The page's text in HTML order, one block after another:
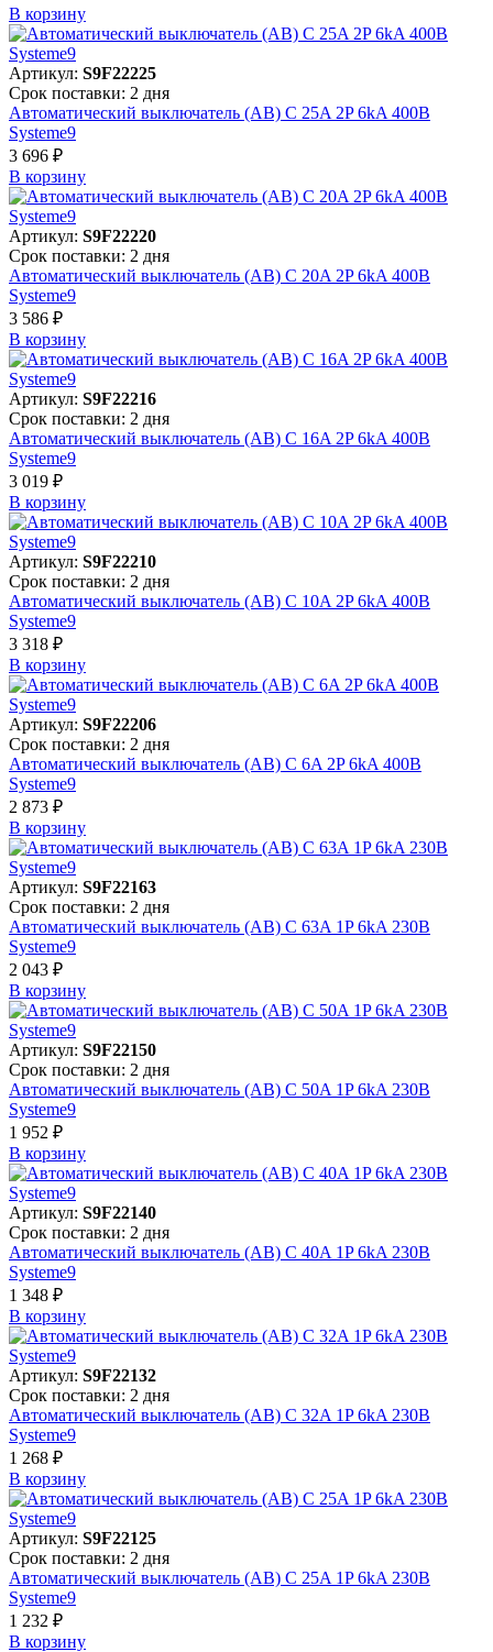
В корзинy
Артикул: S9F22225
Срок поставки: 2 дня
Автоматический выключатель (АВ) C 25A 2P 6kA 400В
Systeme9
3 696 ₽
В корзинy
Артикул: S9F22220
Срок поставки: 2 дня
Автоматический выключатель (АВ) C 20A 2P 6kA 400В
Systeme9
3 586 ₽
В корзинy
Артикул: S9F22216
Срок поставки: 2 дня
Автоматический выключатель (АВ) C 16A 2P 6kA 400В
Systeme9
3 019 ₽
В корзинy
Артикул: S9F22210
Срок поставки: 2 дня
Автоматический выключатель (АВ) C 10A 2P 6kA 400В
Systeme9
3 318 ₽
В корзинy
Артикул: S9F22206
Срок поставки: 2 дня
Автоматический выключатель (АВ) C 6A 2P 6kA 400В
Systeme9
2 873 ₽
В корзинy
Артикул: S9F22163
Срок поставки: 2 дня
Автоматический выключатель (АВ) C 63A 1P 6kA 230В
Systeme9
2 043 ₽
В корзинy
Артикул: S9F22150
Срок поставки: 2 дня
Автоматический выключатель (АВ) C 50A 1P 6kA 230В
Systeme9
1 952 ₽
В корзинy
Артикул: S9F22140
Срок поставки: 2 дня
Автоматический выключатель (АВ) C 40A 1P 6kA 230В
Systeme9
1 348 ₽
В корзинy
Артикул: S9F22132
Срок поставки: 2 дня
Автоматический выключатель (АВ) C 32A 1P 6kA 230В
Systeme9
1 268 ₽
В корзинy
Артикул: S9F22125
Срок поставки: 2 дня
Автоматический выключатель (АВ) C 25A 1P 6kA 230В
Systeme9
1 232 ₽
В корзинy